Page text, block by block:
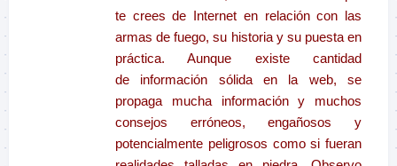
te crees de Internet en relación con las
armas de fuego, su historia y su puesta en
práctica. Aunque existe cantidad
de información sólida en la web, se
propaga mucha información y muchos
consejos erróneos, engañosos y
potencialmente peligrosos como si fueran